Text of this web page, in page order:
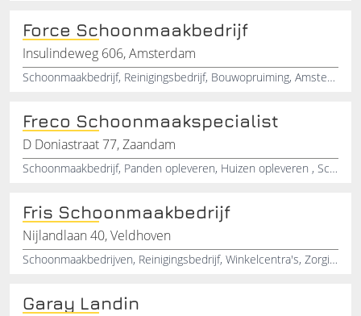
Force Schoonmaakbedrijf
Insulindeweg 606, Amsterdam
Schoonmaakbedrijf, Reinigingsbedrijf, Bouwopruiming, Amsterdam, Noord-Holland
Freco Schoonmaakspecialist
D Doniastraat 77, Zaandam
Schoonmaakbedrijf, Panden opleveren, Huizen opleveren , Scholen schoonmaak, Kantoor schoonmaak, Vloeren schoonmaak, Industriële reiniging
Fris Schoonmaakbedrijf
Nijlandlaan 40, Veldhoven
Schoonmaakbedrijven, Reinigingsbedrijf, Winkelcentra's, Zorginstellingen, Veldhoven, Noord-Brabant
Garay Landin